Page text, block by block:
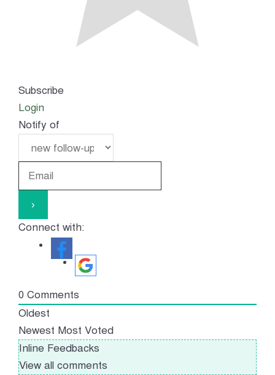
Subscribe
Login
Notify of
Connect with:
0 Comments
Oldest
Newest Most Voted
Inline Feedbacks
View all comments